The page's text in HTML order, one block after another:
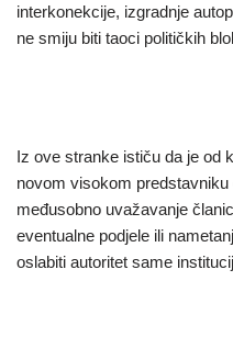
interkonekcije, izgradnje
ne smiju biti taoci političkih
Iz ove stranke ističu da je od
novom visokom
međusobno uvažavanje
eventualne podjele ili
oslabiti autoritet same